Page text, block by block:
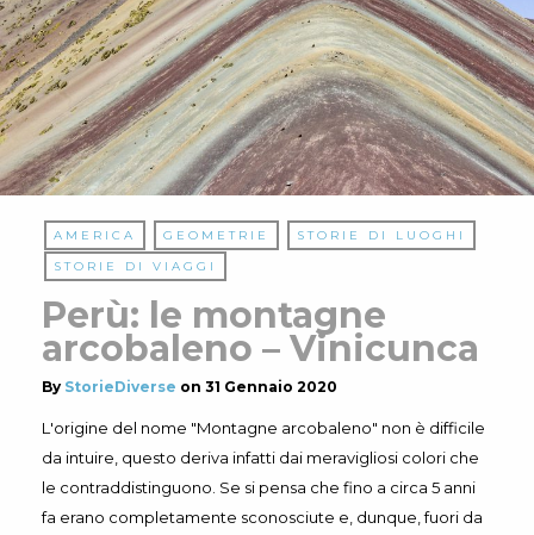
AMERICA GEOMETRIE
STORIE DI LUOGHI
STORIE DI VIAGGI
Perù: le montagne
arcobaleno – Vinicunca
By StorieDiverse on 31 Gennaio 2020
L'origine del nome "Montagne arcobaleno" non è difficile
da intuire, questo deriva infatti dai meravigliosi colori che
le contraddistinguono. Se si pensa che fino a circa 5 anni
fa erano completamente sconosciute e, dunque, fuori da